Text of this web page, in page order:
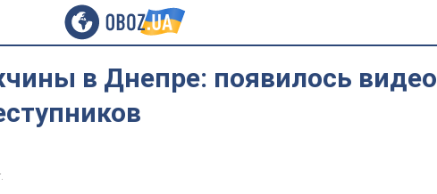
в Днепре: появилось видео